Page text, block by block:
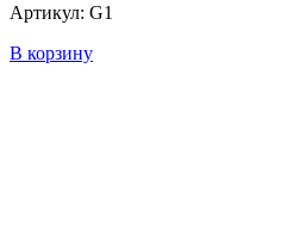
Артикул: G1
В корзину